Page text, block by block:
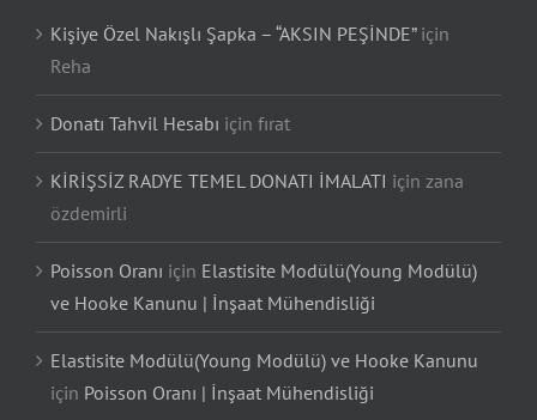
Kişiye Özel Nakışlı Şapka – “AKSIN PEŞİNDE”için
Reha
Donatı Tahvil Hesabı için fırat
KİRİŞSİZ RADYE TEMEL DONATI İMALATI için zana
özdemirli
Poisson Oranı için Elastisite Modülü(Young Modülü)
ve Hooke Kanunu | İnşaat Mühendisliği
Elastisite Modülü(Young Modülü) ve Hooke Kanunu
için Poisson Oranı | İnşaat Mühendisliği